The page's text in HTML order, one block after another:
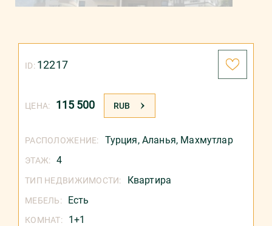
ЦЕНА: 115 500 RUB
ID: 12217
РАСПОЛОЖЕНИЕ: Турция, Аланья, Махмутлар
ЭТАЖ: 4
ТИП НЕДВИЖИМОСТИ: Квартира
МЕБЕЛЬ: Есть
КОМНАТ: 1+1